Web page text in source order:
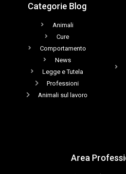
Categorie Blog
Animali
Cure
Comportamento
News
Legge e Tutela
Professioni
Animali sul lavoro
Area